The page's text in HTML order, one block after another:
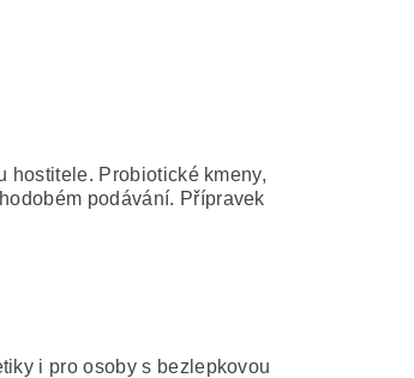
hostitele. Probiotické kmeny,
podávání. Přípravek
i pro osoby s bezlepkovou